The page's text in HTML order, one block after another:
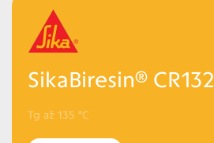
SikaBiresin® CR132
Tg až 135 °C